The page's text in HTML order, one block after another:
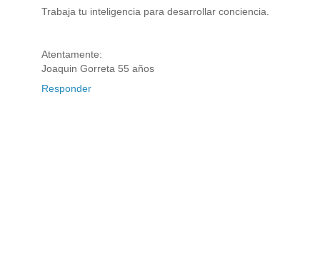
Trabaja tu inteligencia para desarrollar conciencia.
Atentamente:
Joaquin Gorreta 55 años
Responder